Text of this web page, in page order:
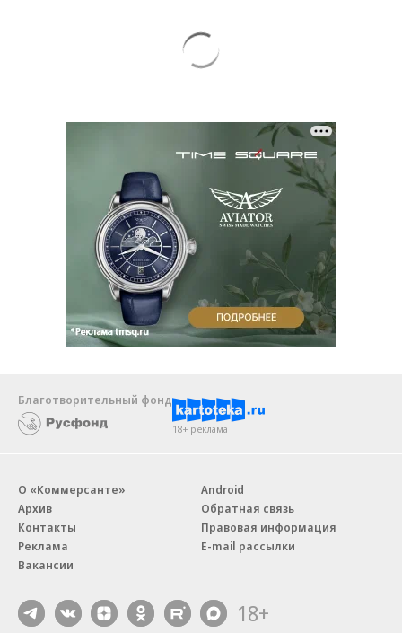
Благотворительный фонд
18+ реклама
О «Коммерсанте»
Архив
Контакты
Реклама
Вакансии
Android
Обратная связь
Правовая информация
E-mail рассылки
18+